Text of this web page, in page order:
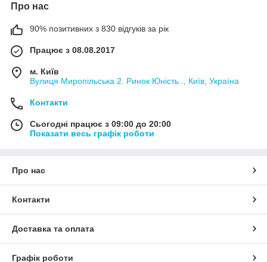
Про нас
90% позитивних з 830 відгуків за рік
Працює з 08.08.2017
м. Київ
Вулиця Миропільська 2. Ринок Юність ., Київ, Україна
Контакти
Сьогодні працює з 09:00 до 20:00
Показати весь графік роботи
Про нас
Контакти
Доставка та оплата
Графік роботи